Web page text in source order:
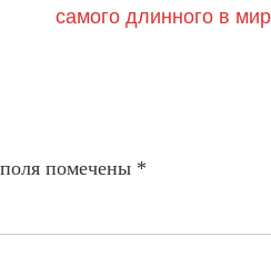
самого длинного в
помечены *